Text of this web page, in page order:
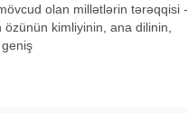
olan millətlərin tərəqqisi -
kimliyinin, ana dilinin,